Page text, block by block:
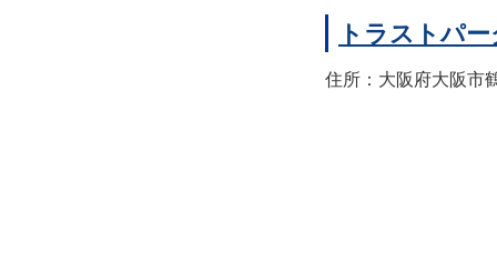
トラストパ
住所：大阪府大阪市